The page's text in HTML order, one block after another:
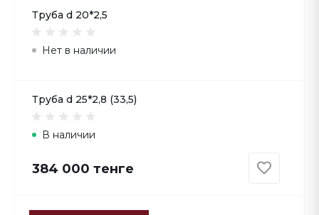
Труба d 20*2,5
Нет в наличии
Труба d 25*2,8 (33,5)
В наличии
384 000 тенге